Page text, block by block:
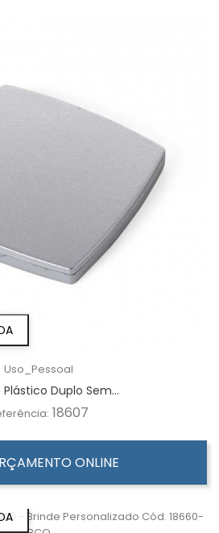
Uso_Pessoal
Plástico Duplo Sem...
18607
ONLINE